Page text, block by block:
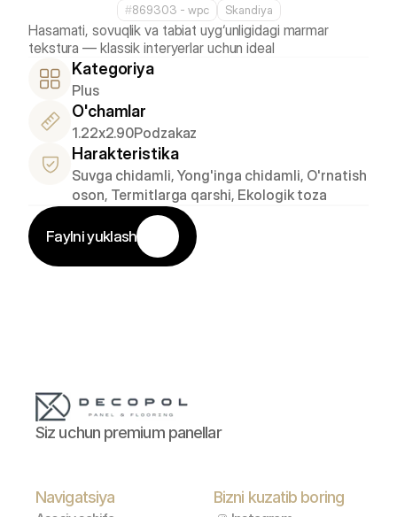
#869303 - wpс Skandiya
Hasamati, sovuqlik va tabiat uyg‘unligidagi marmar
Kategoriya
Plus
O'chamlar
1.22x2.90Podzakaz
Harakteristika
Suvga chidamli, Yong'inga chidamli, O'rnatish
oson, Termitlarga qarshi, Ekologik toza
Faylni yuklash
Siz uchun premium panellar
Navigatsiya Bizni kuzatib boring